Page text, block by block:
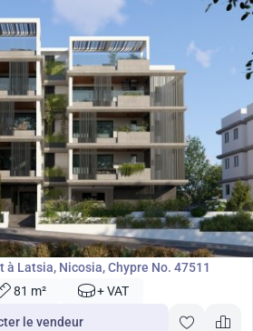
Latsia, Nicosia, Chypre No. 47511
81 m² + VAT
le vendeur